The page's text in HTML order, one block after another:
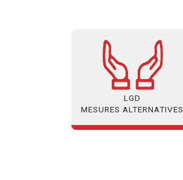
LGD
MESURES ALTERNATIVES